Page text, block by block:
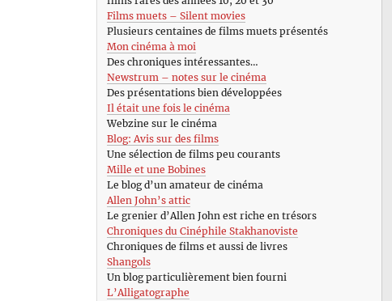
Films muets – Silent movies
Plusieurs centaines de films muets présentés
Mon cinéma à moi
Des chroniques intéressantes…
Newstrum – notes sur le cinéma
Des présentations bien développées
Il était une fois le cinéma
Webzine sur le cinéma
Blog: Avis sur des films
Une sélection de films peu courants
Mille et une Bobines
Le blog d’un amateur de cinéma
Allen John’s attic
Le grenier d’Allen John est riche en trésors
Chroniques du Cinéphile Stakhanoviste
Chroniques de films et aussi de livres
Shangols
Un blog particulièrement bien fourni
L’Alligatographe